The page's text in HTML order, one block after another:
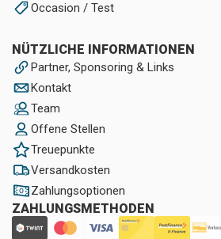
Occasion / Test
NÜTZLICHE INFORMATIONEN
Partner, Sponsoring & Links
Kontakt
Team
Offene Stellen
Treuepunkte
Versandkosten
Zahlungsoptionen
ZAHLUNGSMETHODEN